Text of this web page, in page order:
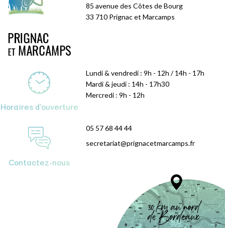
85 avenue des Côtes de Bourg
33 710 Prignac et Marcamps
Horaires d'ouverture
Lundi & vendredi : 9h - 12h / 14h - 17h
Mardi & jeudi : 14h - 17h30
Mercredi : 9h - 12h
Contactez-nous
05 57 68 44 44
secretariat@prignacetmarcamps.fr